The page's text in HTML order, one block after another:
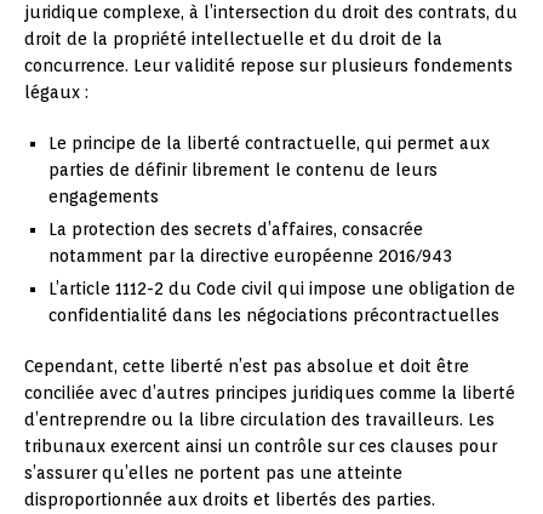
juridique complexe, à l’intersection du droit des contrats, du
droit de la propriété intellectuelle et du droit de la
concurrence. Leur validité repose sur plusieurs fondements
légaux :
Le principe de la liberté contractuelle, qui permet aux
parties de définir librement le contenu de leurs
engagements
La protection des secrets d’affaires, consacrée
notamment par la directive européenne 2016/943
L’article 1112-2 du Code civil qui impose une obligation de
confidentialité dans les négociations précontractuelles
Cependant, cette liberté n’est pas absolue et doit être
conciliée avec d’autres principes juridiques comme la liberté
d’entreprendre ou la libre circulation des travailleurs. Les
tribunaux exercent ainsi un contrôle sur ces clauses pour
s’assurer qu’elles ne portent pas une atteinte
disproportionnée aux droits et libertés des parties.